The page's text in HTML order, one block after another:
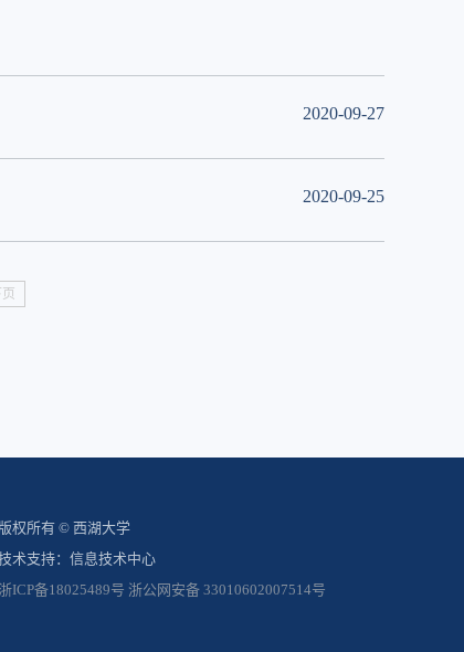
2020-09-27
2020-09-25
页
版权所有 © 西湖大学
术支持：信息技术中心
浙ICP备18025489号 浙公网安备 33010602007514号